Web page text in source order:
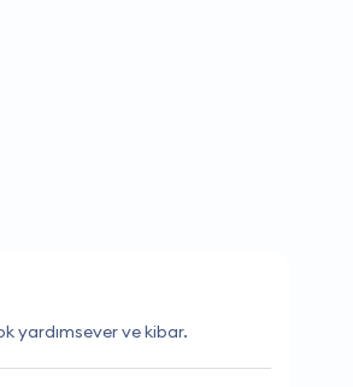
yardımcı oldu teşekkürler